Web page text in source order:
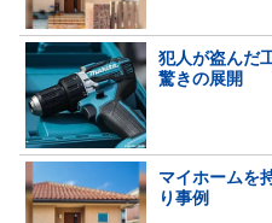
犯人が盗んだ
驚きの展開
マイホームを
り事例